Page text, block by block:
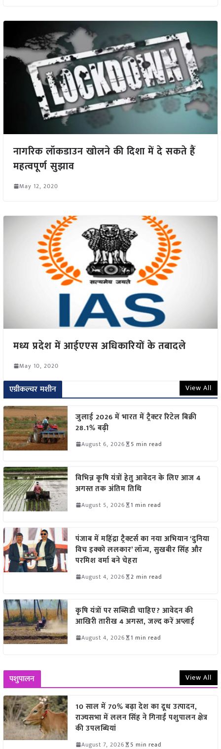
नागरिक लॉकडाउन खोलने की दिशा में दे सकते हैं
महत्वपूर्ण सुझाव
May 12, 2020
मध्य प्रदेश में आईएएस अधिकारियों के तबादले
May 10, 2020
एग्रीकल्चर मशीन View All
जुलाई 2026 में भारत में ट्रैक्टर रिटेल बिक्री
28.1% बढ़ी
August 6, 2026 5 min read
विभिन्न कृषि यंत्रों हेतु आवेदन के लिए आज 4
अगस्त तक अंतिम तिथि
August 5, 2026 1 min read
पंजाब में महिंद्रा ट्रैक्टर्स का नया अभियान ‘दुनिया
विच इक्को ललकार’ लॉन्च, सुखबीर सिंह और
परमिश वर्मा बने चेहरा
August 4, 2026 2 min read
कृषि यंत्रों पर सब्सिडी चाहिए? आवेदन की
आखिरी तारीख 4 अगस्त, जल्द करें अप्लाई
August 4, 2026 1 min read
पशुपालन View All
10 साल में 70% बढ़ा देश का दूध उत्पादन,
राज्यसभा में ललन सिंह ने गिनाईं पशुपालन क्षेत्र
की उपलब्धियां
August 7, 2026 5 min read